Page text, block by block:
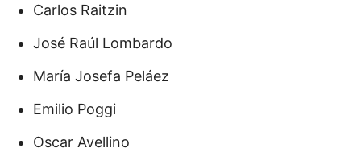
Carlos Raitzin
José Raúl Lombardo
María Josefa Peláez
Emilio Poggi
Oscar Avellino